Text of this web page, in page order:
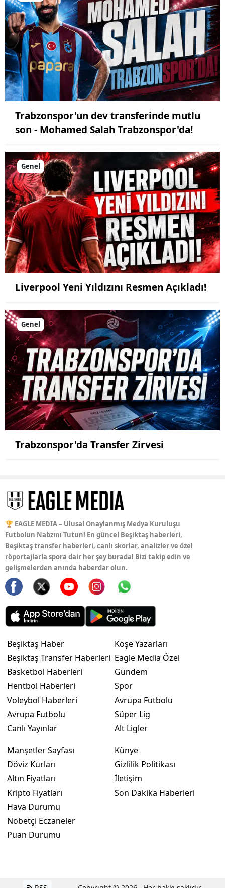
Trabzonspor'un dev transferinde mutlu
son - Mohamed Salah Trabzonspor'da!
Genel
Liverpool Yeni Yıldızını Resmen Açıkladı!
Genel
Trabzonspor'da Transfer Zirvesi
🏆 EAGLE MEDIA – Ulusal Onaylanmış Medya Kuruluşu
Futbolun Nabzını Tutun! En güncel Beşiktaş haberleri,
Beşiktaş transfer haberleri, canlı skorlar, analizler ve özel
röportajlarla spora dair her şey burada! Bizi takip edin ve
gelişmelerden anında haberdar olun.
Beşiktaş Haber
Beşiktaş Transfer Haberleri
Basketbol Haberleri
Hentbol Haberleri
Voleybol Haberleri
Avrupa Futbolu
Canlı Yayınlar
Köşe Yazarları
Eagle Media Özel
Gündem
Spor
Avrupa Futbolu
Süper Lig
Alt Ligler
Manşetler Sayfası
Döviz Kurları
Altın Fiyatları
Kripto Fiyatları
Hava Durumu
Nöbetçi Eczaneler
Puan Durumu
Künye
Gizlilik Politikası
İletişim
Son Dakika Haberleri